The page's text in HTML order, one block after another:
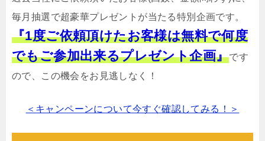
毎月抽選で超豪華プレゼントが当たる特別企画です。
『1度ご依頼頂けたお客様は無料で何度
でもご参加出来るプレゼント企画』です
ので、この機会をお見逃しなく！
＜キャンペーンについて今すぐ確認してみる！＞